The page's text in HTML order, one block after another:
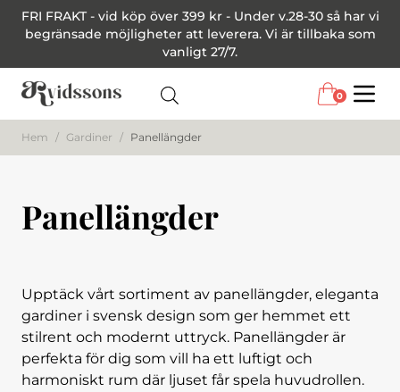
FRI FRAKT - vid köp över 399 kr - Under v.28-30 så har vi
begränsade möjligheter att leverera. Vi är tillbaka som
vanligt 27/7.
0
Hem / Gardiner / Panellängder
Panellängder
Upptäck vårt sortiment av panellängder, eleganta
gardiner i svensk design som ger hemmet ett
stilrent och modernt uttryck. Panellängder är
perfekta för dig som vill ha ett luftigt och
harmoniskt rum där ljuset får spela huvudrollen.